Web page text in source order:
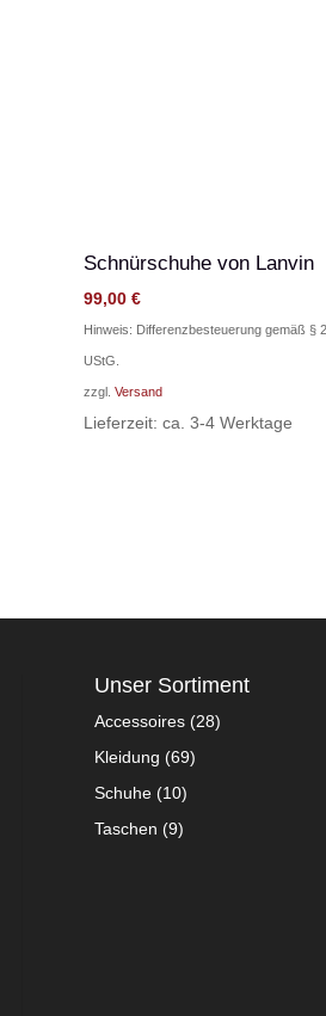
Schnürschuhe von Lanvin
99,00 €
Hinweis: Differenzbesteuerung gemäß §
UStG.
zzgl. Versand
Lieferzeit: ca. 3-4 Werktage
Unser Sortiment
Accessoires (28)
Kleidung (69)
Schuhe (10)
Taschen (9)